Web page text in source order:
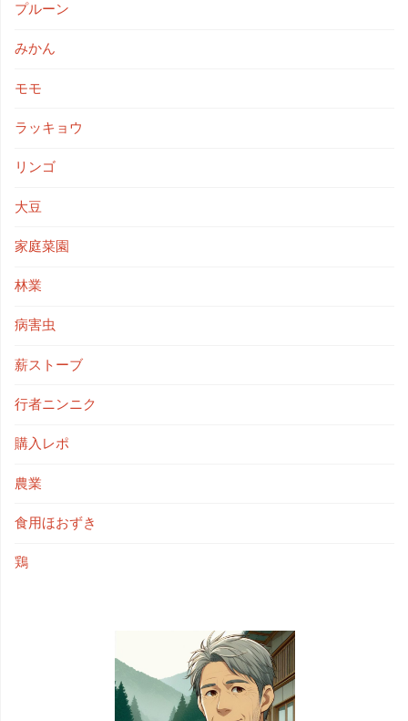
プルーン
みかん
モモ
ラッキョウ
リンゴ
大豆
家庭菜園
林業
病害虫
薪ストーブ
行者ニンニク
購入レポ
農業
食用ほおずき
鶏